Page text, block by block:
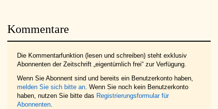
Kommentare
Die Kommentarfunktion (lesen und schreiben) steht exklusiv
Abonnenten der Zeitschrift „eigentümlich frei“ zur Verfügung.
Wenn Sie Abonnent sind und bereits ein Benutzerkonto haben,
melden Sie sich bitte an. Wenn Sie noch kein Benutzerkonto
haben, nutzen Sie bitte das Registrierungsformular für
Abonnenten.